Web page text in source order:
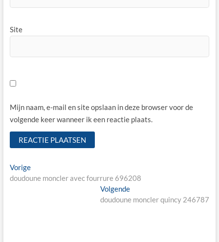
Site
Mijn naam, e-mail en site opslaan in deze browser voor de
volgende keer wanneer ik een reactie plaats.
Bericht
navigatie
VorigeVorige
bericht:
doudoune moncler avec fourrure 696208
VolgendeVolgende
bericht:
doudoune moncler quincy 246787